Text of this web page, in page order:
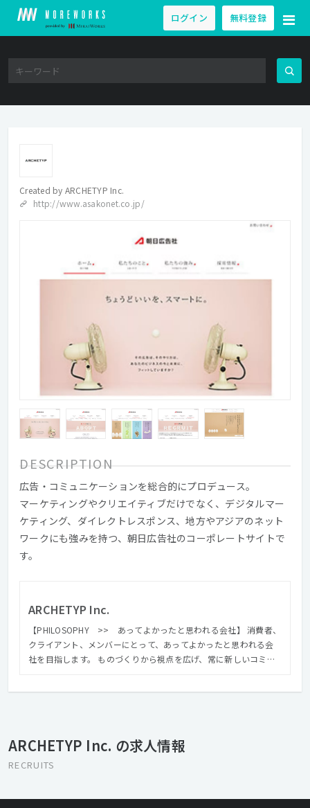
ログイン 無料登録
Created by ARCHETYP Inc.
http://www.asakonet.co.jp/
DESCRIPTION
広告・コミュニケーションを総合的にプロデュース。
マーケティングやクリエイティブだけでなく、デジタルマー
ケティング、ダイレクトレスポンス、地方やアジアのネット
ワークにも強みを持つ、朝日広告社のコーポレートサイトで
す。
ARCHETYP Inc.
【PHILOSOPHY >> あってよかったと思われる会社】 消費者、
クライアント、メンバーにとって、あってよかったと思われる会
社を目指します。 ものづくりから視点を広げ、常に新しいコミュ
命です。 変化を楽しみ、チャレンジしながら、 制作工程からアウ
トプットまで責任を持って、 消費者、クライアントとより良き未
ARCHETYP Inc. の求人情報
RECRUITS